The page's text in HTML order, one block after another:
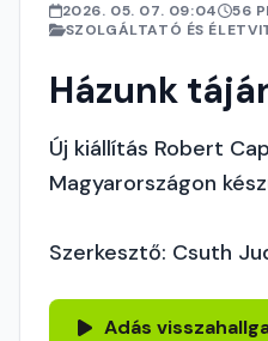
2026. 05. 07. 09:04
56
SZOLGÁLTATÓ ÉS
Házunk
Új kiállítás Robert
Magyarországon
Szerkesztő: Csuth
Adás